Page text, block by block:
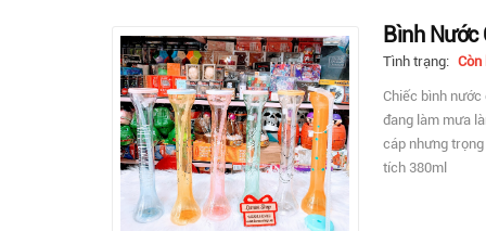
Bình Nước
Tình trạng: Còn
Chiếc bình
đang làm mưa
cáp nhưng
tích 380ml